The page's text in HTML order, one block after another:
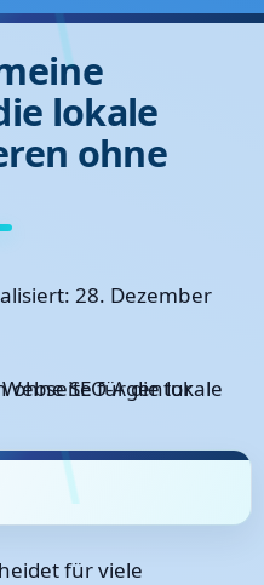
lokale
ohne
28. Dezember
für viele